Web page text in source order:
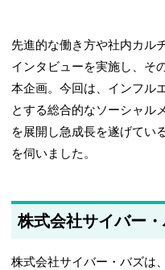
先進的な働き方や社内カル
インタビューを実施し、そ
本企画。今回は、インフル
とする総合的なソーシャル
を展開し急成長を遂げてい
を伺いました。
株式会社サイバー
株式会社サイバー・バズは